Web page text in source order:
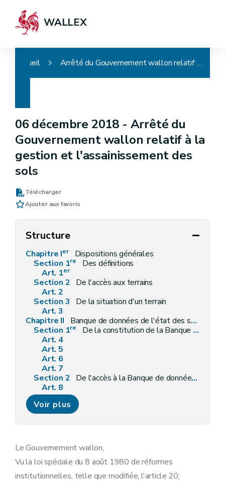
WALLEX
Accueil Arrêté du Gouvernement wallon relatif à la gestion et l'assainissement des sols
06 décembre 2018 - Arrêté du
Gouvernement wallon relatif à la
gestion et l'assainissement des
sols
Télécharger
Ajouter aux favoris
Structure
Chapitre Ier
Dispositions générales
Section 1re
Des définitions
Art. 1er
Section 2 De l'accès aux terrains
Art. 2
Section 3
De la situation d'un terrain
Art. 3
Chapitre II
Banque de données de l'état des sols
Section 1re
De la constitution de la Banque de données de l'état des sols
Art. 4
Art. 5
Art. 6
Art. 7
Section 2 De l'accès à la Banque de données de l'état des sols
Art. 8
Art. 9
Section 3
De la rectification des données
Art. 10
Art. 13
Du Comité de gestion et de surveillance de la Banque de données de l'état des sols
Art. 14
Art. 15
Voir plus
Le Gouvernement wallon,
Vu la loi spéciale du 8 août 1980 de réformes
institutionnelles, telle que modifiée, l'article 20;